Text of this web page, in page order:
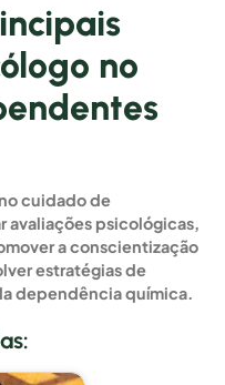
no
cuidado de
avaliações psicológicas,
a conscientização
estratégias de
dependência química.